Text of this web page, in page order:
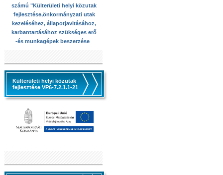
számú "Külterületi helyi közutak
fejlesztése,önkormányzati utak
kezeléséhez, állapotjavitásához,
karbantartásához szükséges erő
-és munkagépek beszerzése
Külterületi helyi közutak
fejlesztése VP6-7.2.1.1-21